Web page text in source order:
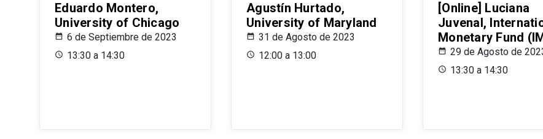
Eduardo Montero,
University of Chicago
6 de Septiembre de 2023
13:30 a 14:30
Agustín Hurtado,
University of Maryland
31 de Agosto de 2023
12:00 a 13:00
[Online] Luciana
Juvenal,
Monetary Fund
29 de Agosto de
13:30 a 14:30